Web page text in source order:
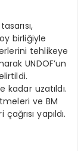
birliğiyle
tehlikeye
UNDOF’un
kadar uzatıldı.
ve BM
yapıldı.